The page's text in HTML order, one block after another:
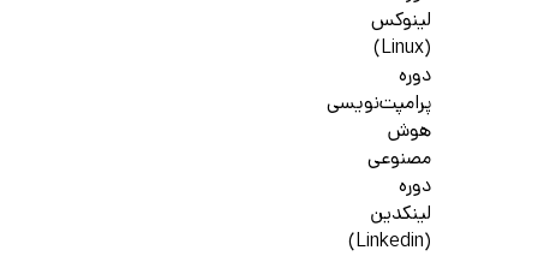
لینوکس
(Linux)
دوره
پرامپت‌نویسی
هوش
مصنوعی
دوره
لینکدین
(Linkedin)